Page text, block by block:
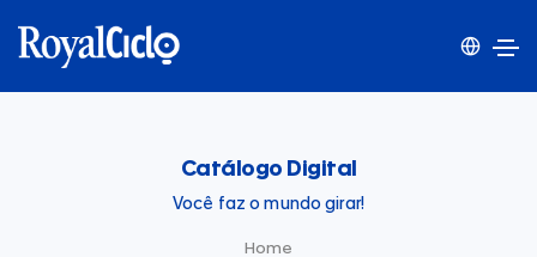
Catálogo Digital
Você faz o mundo girar!
Home